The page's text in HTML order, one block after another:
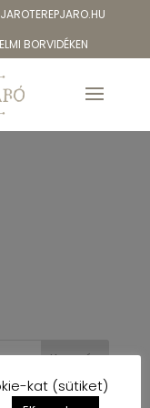
BORVIDÉKEN
kat (sütiket)